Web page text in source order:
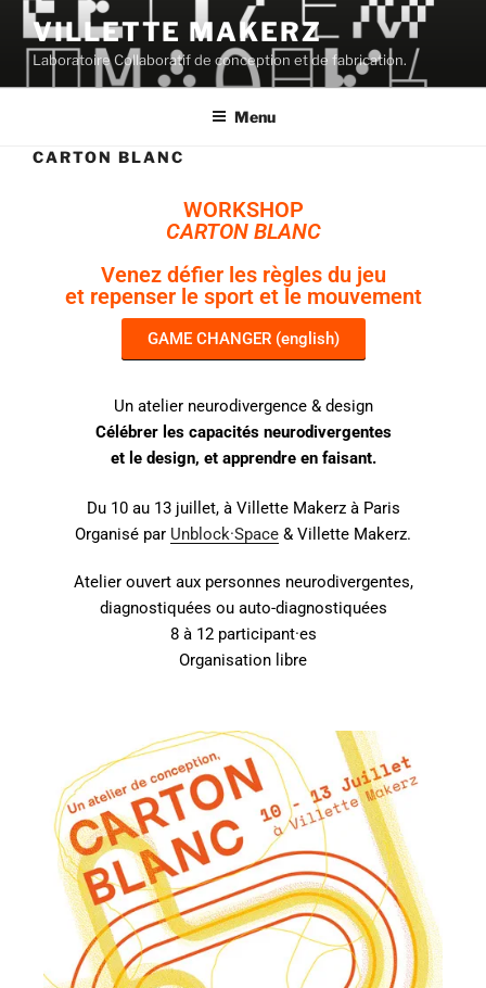
VILLETTE MAKERZ
Laboratoire Collaboratif de conception et de fabrication.
Menu
CARTON BLANC
WORKSHOP
CARTON BLANC
Venez défier les règles du jeu
et repenser le sport et le mouvement
GAME CHANGER (english)
Un atelier neurodivergence & design
Célébrer les capacités neurodivergentes
et le design, et apprendre en faisant.
Du 10 au 13 juillet, à Villette Makerz à Paris
Organisé par Unblock·Space & Villette Makerz.
Atelier ouvert aux personnes neurodivergentes,
diagnostiquées ou auto-diagnostiquées
8 à 12 participant·es
Organisation libre